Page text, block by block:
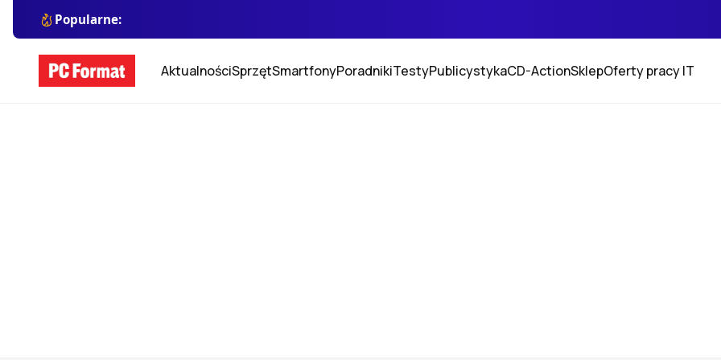
Popularne:
AktualnościSprzętSmartfonyPoradnikiTestyPublicystykaCD-ActionSklepOferty pracy IT